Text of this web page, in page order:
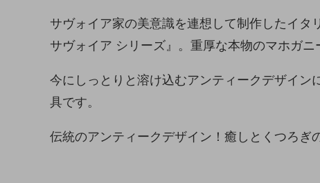
サヴォイア家の美意識を連想して制作したイタ
サヴォイア シリーズ』。重厚な本物のマホガニ
今にしっとりと溶け込むアンティークデザイ
具です。
伝統のアンティークデザイン！癒しとくつろぎ